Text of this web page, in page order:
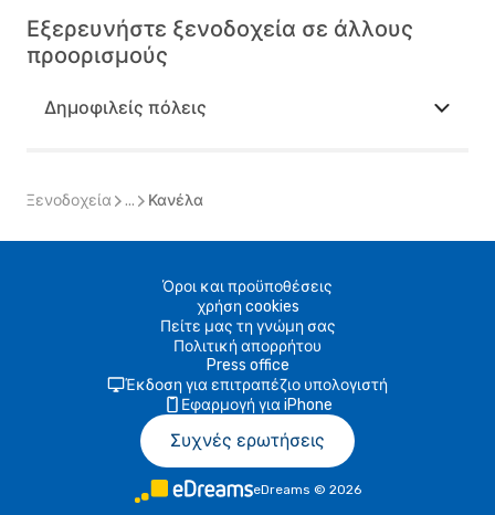
Εξερευνήστε ξενοδοχεία σε άλλους
προορισμούς
Δημοφιλείς πόλεις
Ξενοδοχεία ... Κανέλα
Όροι και προϋποθέσεις
χρήση cookies
Πείτε μας τη γνώμη σας
Πολιτική απορρήτου
Press office
Έκδοση για επιτραπέζιο υπολογιστή
Εφαρμογή για iPhone
Συχνές ερωτήσεις
eDreams © 2026